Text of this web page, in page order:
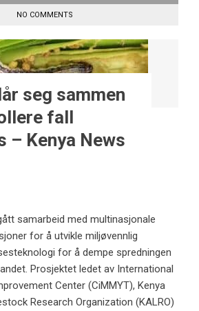
NO COMMENTS
seg sammen
fall
– Kenya News
samarbeid med multinasjonale
for å utvikle miljøvennlig
for å dempe spredningen
Prosjektet ledet av International
Center (CiMMYT), Kenya
Research Organization (KALRO)